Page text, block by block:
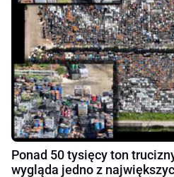
Ponad 50 tysięcy ton
wygląda jedno z